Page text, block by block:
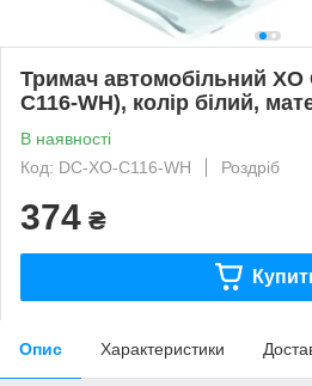
Тримач автомобільний XO
C116-WH), колір білий,
В наявності
Код: DC-XO-C116-WH
Роздріб
374 ₴
Опис Характеристики